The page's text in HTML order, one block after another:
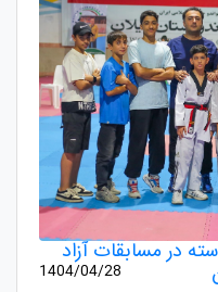
در مسابقات آزاد
1404/04/28